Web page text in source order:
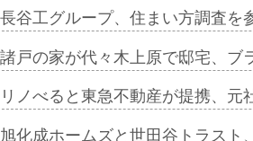
長谷工グループ、住まい方調査
諸戸の家が代々木上原で邸宅、
リノべると東急不動産が提携、
旭化成ホームズと世田谷トラス